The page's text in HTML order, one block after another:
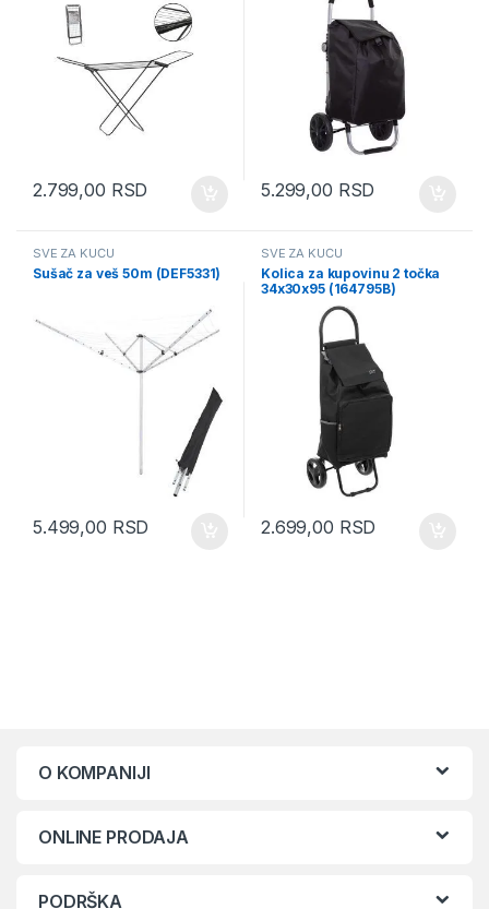
2.799,00 RSD 5.299,00 RSD
SVE ZA KUĆU
Sušač za veš 50m (DEF5331)
5.499,00 RSD
SVE ZA KUĆU
Kolica za kupovinu 2 točka
34x30x95 (164795B)
2.699,00 RSD
O KOMPANIJI
ONLINE PRODAJA
PODRŠKA